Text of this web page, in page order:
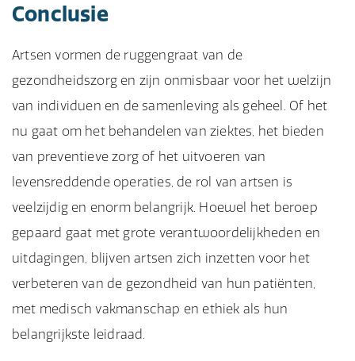
Conclusie
Artsen vormen de ruggengraat van de
gezondheidszorg en zijn onmisbaar voor het welzijn
van individuen en de samenleving als geheel. Of het
nu gaat om het behandelen van ziektes, het bieden
van preventieve zorg of het uitvoeren van
levensreddende operaties, de rol van artsen is
veelzijdig en enorm belangrijk. Hoewel het beroep
gepaard gaat met grote verantwoordelijkheden en
uitdagingen, blijven artsen zich inzetten voor het
verbeteren van de gezondheid van hun patiënten,
met medisch vakmanschap en ethiek als hun
belangrijkste leidraad.